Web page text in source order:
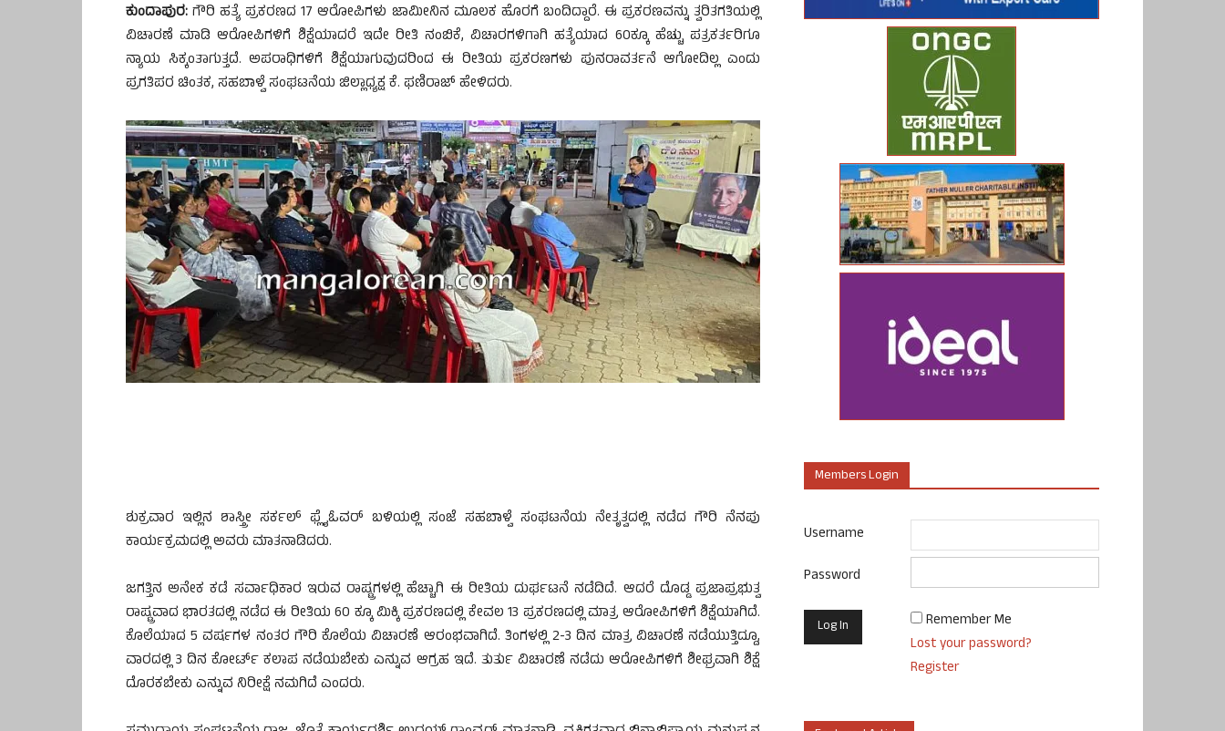
ಕುಂದಾಪುರ: ಗೌರಿ ಹತ್ಯೆ ಪ್ರಕರಣದ 17 ಆರೋಪಿಗಳು ಜಾಮೀನಿನ ಮೂಲಕ‌ ಹೊರಗೆ‌ ಬಂದಿದ್ದಾರೆ. ಈ ಪ್ರಕರಣವನ್ನು ತ್ವರಿತಗತಿಯಲ್ಲಿ
ವಿಚಾರಣೆ ಮಾಡಿ ಆರೋಪಿಗಳಿಗೆ ಶಿಕ್ಷೆಯಾದರೆ ಇದೇ ರೀತಿ ನಂಬಿಕೆ, ವಿಚಾರಗಳಿಗಾಗಿ ಹತ್ಯೆಯಾದ 60ಕ್ಕೂ ಹೆಚ್ಚು ಪತ್ರಕರ್ತರಿಗೂ
ನ್ಯಾಯ ಸಿಕ್ಕಂತಾಗುತ್ತದೆ. ಅಪರಾಧಿಗಳಿಗೆ ಶಿಕ್ಷೆಯಾಗುವುದರಿಂದ ಈ ರೀತಿಯ ಪ್ರಕರಣಗಳು ಪುನರಾವರ್ತನೆ ಆಗೋದಿಲ್ಲ ಎಂದು
ಪ್ರಗತಿಪರ ಚಿಂತಕ, ಸಹಬಾಳ್ವೆ ಸಂಘಟನೆಯ ಜಿಲ್ಲಾಧ್ಯಕ್ಷ ಕೆ. ಫಣಿರಾಜ್ ಹೇಳಿದರು.
ಶುಕ್ರವಾರ ಇಲ್ಲಿನ ಶಾಸ್ತ್ರೀ ಸರ್ಕಲ್‌ ಫ್ಲೈಓವರ್ ಬಳಿಯಲ್ಲಿ ಸಂಜೆ ಸಹಬಾಳ್ವೆ ಸಂಘಟನೆಯ ನೇತೃತ್ವದಲ್ಲಿ ನಡೆದ ಗೌರಿ ನೆನಪು
ಕಾರ್ಯಕ್ರಮದಲ್ಲಿ ಅವರು ಮಾತನಾಡಿದರು.
ಜಗತ್ತಿನ ಅನೇಕ ಕಡೆ ಸರ್ವಾಧಿಕಾರ ಇರುವ ರಾಷ್ಟ್ರಗಳಲ್ಲಿ ಹೆಚ್ಚಾಗಿ ಈ ರೀತಿಯ ದುರ್ಘಟನೆ ನಡೆದಿದೆ. ಆದರೆ ದೊಡ್ಡ ಪ್ರಜಾಪ್ರಭುತ್ವ
ರಾಷ್ಟ್ರವಾದ ಭಾರತದಲ್ಲಿ ನಡೆದ ಈ ರೀತಿಯ 60 ಕ್ಕೂ ಮಿಕ್ಕಿ ಪ್ರಕರಣದಲ್ಲಿ ಕೇವಲ 13 ಪ್ರಕರಣದಲ್ಲಿ ಮಾತ್ರ ಆರೋಪಿಗಳಿಗೆ ಶಿಕ್ಷೆಯಾಗಿದೆ.
ಕೊಲೆಯಾದ 5 ವರ್ಷಗಳ ನಂತರ ಗೌರಿ ಕೊಲೆಯ ವಿಚಾರಣೆ ಆರಂಭವಾಗಿದೆ. ತಿಂಗಳಲ್ಲಿ 2-3 ದಿನ ಮಾತ್ರ ವಿಚಾರಣೆ ನಡೆಯುತ್ತಿದ್ದೂ,
ವಾರದಲ್ಲಿ 3 ದಿನ ಕೋರ್ಟ್ ಕಲಾಪ ನಡೆಯಬೇಕು ಎನ್ನುವ ಆಗ್ರಹ ಇದೆ. ತುರ್ತು ವಿಚಾರಣೆ ನಡೆದು ಆರೋಪಿಗಳಿಗೆ ಶೀಘ್ರವಾಗಿ ಶಿಕ್ಷೆ
ದೊರಕಬೇಕು ಎನ್ನುವ ನಿರೀಕ್ಷೆ ನಮಗಿದೆ ಎಂದರು.
Members Login
Username
Password
Remember Me
Lost your password?
Register